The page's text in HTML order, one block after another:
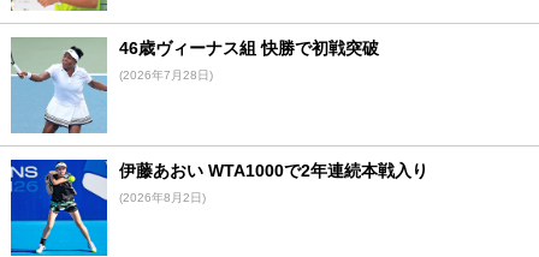
46歳ヴィーナス組 快勝で初戦突破
(2026年7月28日)
伊藤あおい WTA1000で2年連続本戦入り
(2026年8月2日)